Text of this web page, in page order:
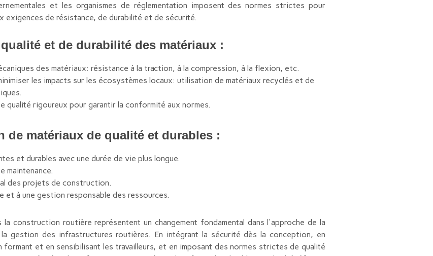
et les organismes de réglementation imposent des normes strictes pour
exigences de résistance, de durabilité et de sécurité.
et de durabilité des matériaux :
des matériaux: résistance à la traction, à la compression, à la flexion, etc.
les impacts sur les écosystèmes locaux: utilisation de matériaux recyclés et de
qualité rigoureux pour garantir la conformité aux normes.
de matériaux de qualité et durables :
et durables avec une durée de vie plus longue.
maintenance.
des projets de construction.
et à une gestion responsable des ressources.
construction routière représentent un changement fondamental dans l'approche de la
gestion des infrastructures routières. En intégrant la sécurité dès la conception, en
et en sensibilisant les travailleurs, et en imposant des normes strictes de qualité